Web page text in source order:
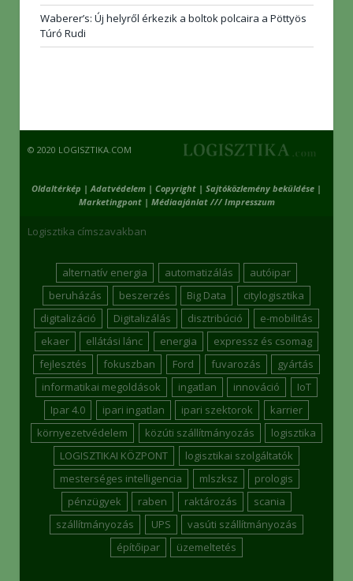
Waberer’s: Új helyről érkezik a boltok polcaira a Pöttyös
Túró Rudi
© 2020 LOGISZTIKA.COM
Oldaltérkép |Adatvédelem | Copyright | Sajtóközlemény beküldése |
Marketingpont| Médiaajánlat /// Impresszum
Logisztika címszavakban
alternatív energia automatizálás
autóipar
beruházás
beszerzés Big Data
citylogisztika
digitalizáció
Digitalizálás disztribúció
e-mobilitás
ekaer
ellátási lánc energia
expressz és csomag
fejlesztés
fokuszban Ford fuvarozás
gyártás
informatikai megoldások
ingatlan innováció
IoT
Ipar 4.0
ipari ingatlan ipari szektorok
karrier
környezetvédelem
közúti szállítmányozás
logisztika
LOGISZTIKAI KÖZPONT
logisztikai szolgáltatók
mesterséges intelligencia
mlszksz
prologis
pénzügyek
raben raktározás
scania
szállítmányozás
UPS
vasúti szállítmányozás
építőipar
üzemeltetés